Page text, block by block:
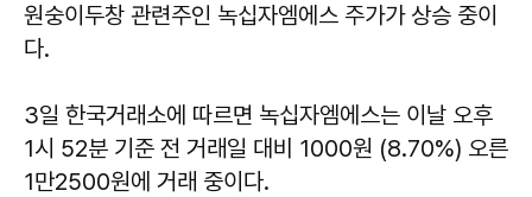
원숭이두창 관련주인 녹십자엠에스 주가가 상승 중이
다.
3일 한국거래소에 따르면 녹십자엠에스는 이날 오후
1시 52분 기준 전 거래일 대비 1000원 (8.70%) 오른
1만2500원에 거래 중이다.